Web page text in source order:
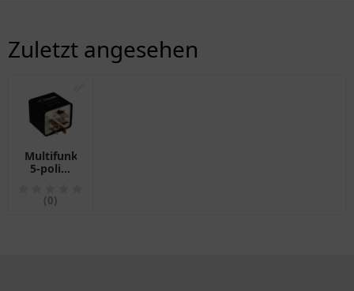
Zuletzt angesehen
✅
Multifunktionsrelais
5-polig,
(0)